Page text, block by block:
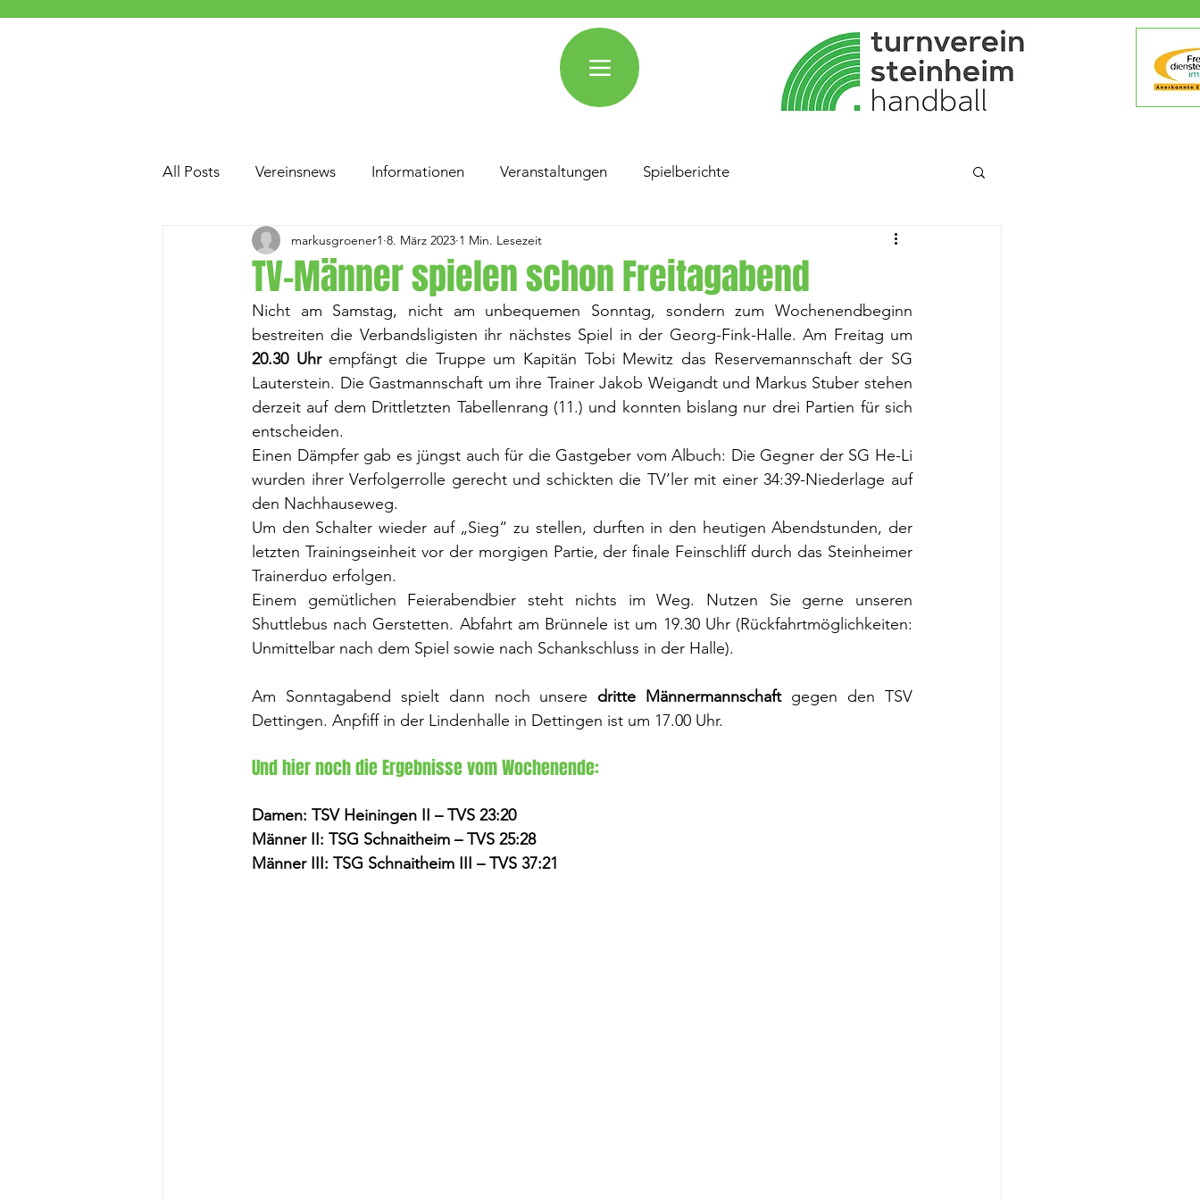
All Posts Vereinsnews Informationen Veranstaltungen Spielberichte
TV-Männer spielen schon Freitagabend
markusgroener1 8. März 2023 1 Min. Lesezeit
Nicht am Samstag, nicht am unbequemen Sonntag, sondern zum Wochenendbeginn
20.30 Uhr empfängt die Truppe um Kapitän Tobi Mewitz das Reservemannschaft der SG
Lauterstein. Die Gastmannschaft um ihre Trainer Jakob Weigandt und Markus Stuber stehen
derzeit auf dem Drittletzten Tabellenrang (11.) und konnten bislang nur drei Partien für sich
entscheiden.
Einen Dämpfer gab es jüngst auch für die Gastgeber vom Albuch: Die Gegner der SG He-Li
wurden ihrer Verfolgerrolle gerecht und schickten die TV’ler mit einer 34:39-Niederlage auf
den Nachhauseweg.
Um den Schalter wieder auf „Sieg“ zu stellen, durften in den heutigen Abendstunden, der
letzten Trainingseinheit vor der morgigen Partie, der finale Feinschliff durch das Steinheimer
Trainerduo erfolgen.
Einem gemütlichen Feierabendbier steht nichts im Weg. Nutzen Sie gerne unseren
Shuttlebus nach Gerstetten. Abfahrt am Brünnele ist um 19.30 Uhr (Rückfahrtmöglichkeiten:
Unmittelbar nach dem Spiel sowie nach Schankschluss in der Halle).
Am Sonntagabend spielt dann noch unsere dritte Männermannschaft gegen den TSV
Dettingen. Anpfiff in der Lindenhalle in Dettingen ist um 17.00 Uhr.
Und hier noch die Ergebnisse vom Wochenende:
Damen: TSV Heiningen II – TVS 23:20
Männer II: TSG Schnaitheim – TVS 25:28
Männer III: TSG Schnaitheim III – TVS 37:21